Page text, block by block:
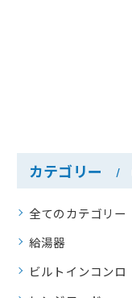
カテゴリー
全てのカテゴリー
給湯器
ビルトインコンロ